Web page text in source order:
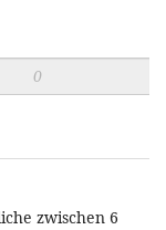
zwischen 6